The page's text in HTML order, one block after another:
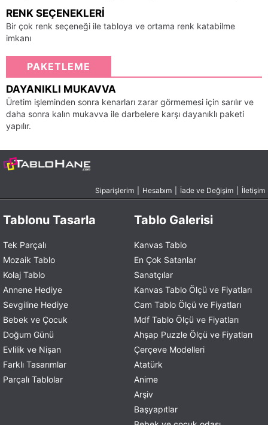
RENK SEÇENEKLERI
Bir çok renk seçeneği ile tabloya ve ortama renk katabilme
imkanı
PAKETLEME
DAYANIKLI MUKAVVA
Üretim işleminden sonra kenarları zarar görmemesi için sarılır ve
daha sonra kalın mukavva ile darbelere karşı dayanıklı paketi
yapılır.
Siparişlerim Hesabım İade ve Değişim İletişim
Tablonu Tasarla
Tek Parçalı
Mozaik Tablo
Kolaj Tablo
Annene Hediye
Sevgiline Hediye
Bebek ve Çocuk
Doğum Günü
Evlilik ve Nişan
Farklı Tasarımlar
Parçalı Tablolar
Tablo Galerisi
Kanvas Tablo
En Çok Satanlar
Sanatçılar
Kanvas Tablo Ölçü ve Fiyatları
Cam Tablo Ölçü ve Fiyatları
Mdf Tablo Ölçü ve Fiyatları
Ahşap Puzzle Ölçü ve Fiyatları
Çerçeve Modelleri
Atatürk
Anime
Arşiv
Başyapıtlar